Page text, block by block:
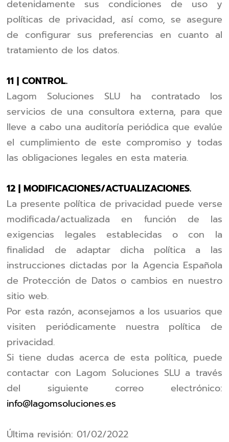
detenidamente sus condiciones de uso y
políticas de privacidad, así como, se asegure
de configurar sus preferencias en cuanto al
tratamiento de los datos.
11 | CONTROL.
Lagom Soluciones SLU ha contratado los
servicios de una consultora externa, para que
lleve a cabo una auditoría periódica que evalúe
el cumplimiento de este compromiso y todas
las obligaciones legales en esta materia.
12 | MODIFICACIONES/ACTUALIZACIONES.
La presente política de privacidad puede verse
modificada/actualizada en función de las
exigencias legales establecidas o con la
finalidad de adaptar dicha política a las
instrucciones dictadas por la Agencia Española
de Protección de Datos o cambios en nuestro
sitio web.
Por esta razón, aconsejamos a los usuarios que
visiten periódicamente nuestra política de
privacidad.
Si tiene dudas acerca de esta política, puede
contactar con Lagom Soluciones SLU a través
del siguiente correo electrónico:
info@lagomsoluciones.es
Última revisión: 01/02/2022